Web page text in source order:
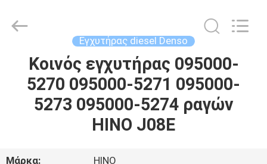
ΣΠΊΤΙ
ΠΡΟΪΌΝΤΑ
Parts
Εγχυτήρας diesel Denso
Κοινός εγχυτήρας 095000-
5270 095000-5271 095000-
5273 095000-5274 ραγών
HINO J08E
Μάρκα:
HINO